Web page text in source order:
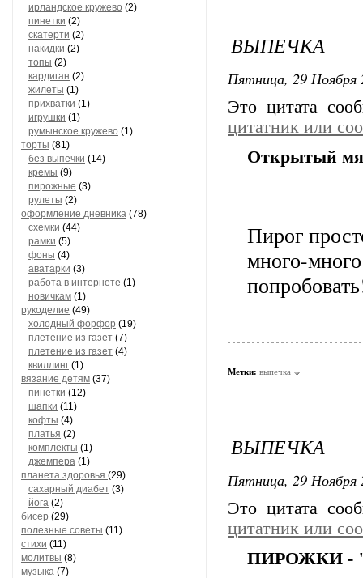
ирландское кружево (2)
пинетки (2)
скатерти (2)
накидки (2)
топы (2)
кардиган (2)
жилеты (1)
прихватки (1)
игрушки (1)
румынское кружево (1)
торты (81)
без выпечки (14)
кремы (9)
пирожные (3)
рулеты (2)
оформление дневника (78)
схемки (44)
рамки (5)
фоны (4)
аватарки (3)
работа в интернете (1)
новичкам (1)
рукоделие (49)
холодный форфор (19)
плетение из газет (7)
плетение из газет (4)
квиллинг (1)
вязание детям (37)
пинетки (12)
шапки (11)
кофты (4)
платья (2)
комплекты (1)
джемпера (1)
планета здоровья (29)
сахарный диабет (3)
йога (2)
бисер (29)
полезные советы (11)
стихи (11)
молитвы (8)
музыка (7)
ВЫПЕЧКА
Пятница, 29 Ноября
Это цитата
цитатник или
Открытый
Пирог
много-
Метки: выпечка
ВЫПЕЧКА
Пятница, 29 Ноября
Это цитата
цитатник или
ПИРОЖКИ -